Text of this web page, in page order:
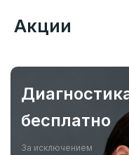
Акции
бесплатно
За исключением